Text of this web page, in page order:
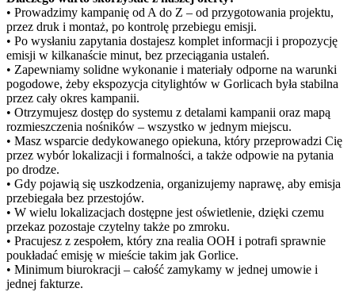
• Prowadzimy kampanię od A do Z – od przygotowania projektu,
przez druk i montaż, po kontrolę przebiegu emisji.
• Po wysłaniu zapytania dostajesz komplet informacji i propozycję
emisji w kilkanaście minut, bez przeciągania ustaleń.
• Zapewniamy solidne wykonanie i materiały odporne na warunki
pogodowe, żeby ekspozycja citylightów w Gorlicach była stabilna
przez cały okres kampanii.
• Otrzymujesz dostęp do systemu z detalami kampanii oraz mapą
rozmieszczenia nośników – wszystko w jednym miejscu.
• Masz wsparcie dedykowanego opiekuna, który przeprowadzi Cię
przez wybór lokalizacji i formalności, a także odpowie na pytania
po drodze.
• Gdy pojawią się uszkodzenia, organizujemy naprawę, aby emisja
przebiegała bez przestojów.
• W wielu lokalizacjach dostępne jest oświetlenie, dzięki czemu
przekaz pozostaje czytelny także po zmroku.
• Pracujesz z zespołem, który zna realia OOH i potrafi sprawnie
poukładać emisję w mieście takim jak Gorlice.
• Minimum biurokracji – całość zamykamy w jednej umowie i
jednej fakturze.